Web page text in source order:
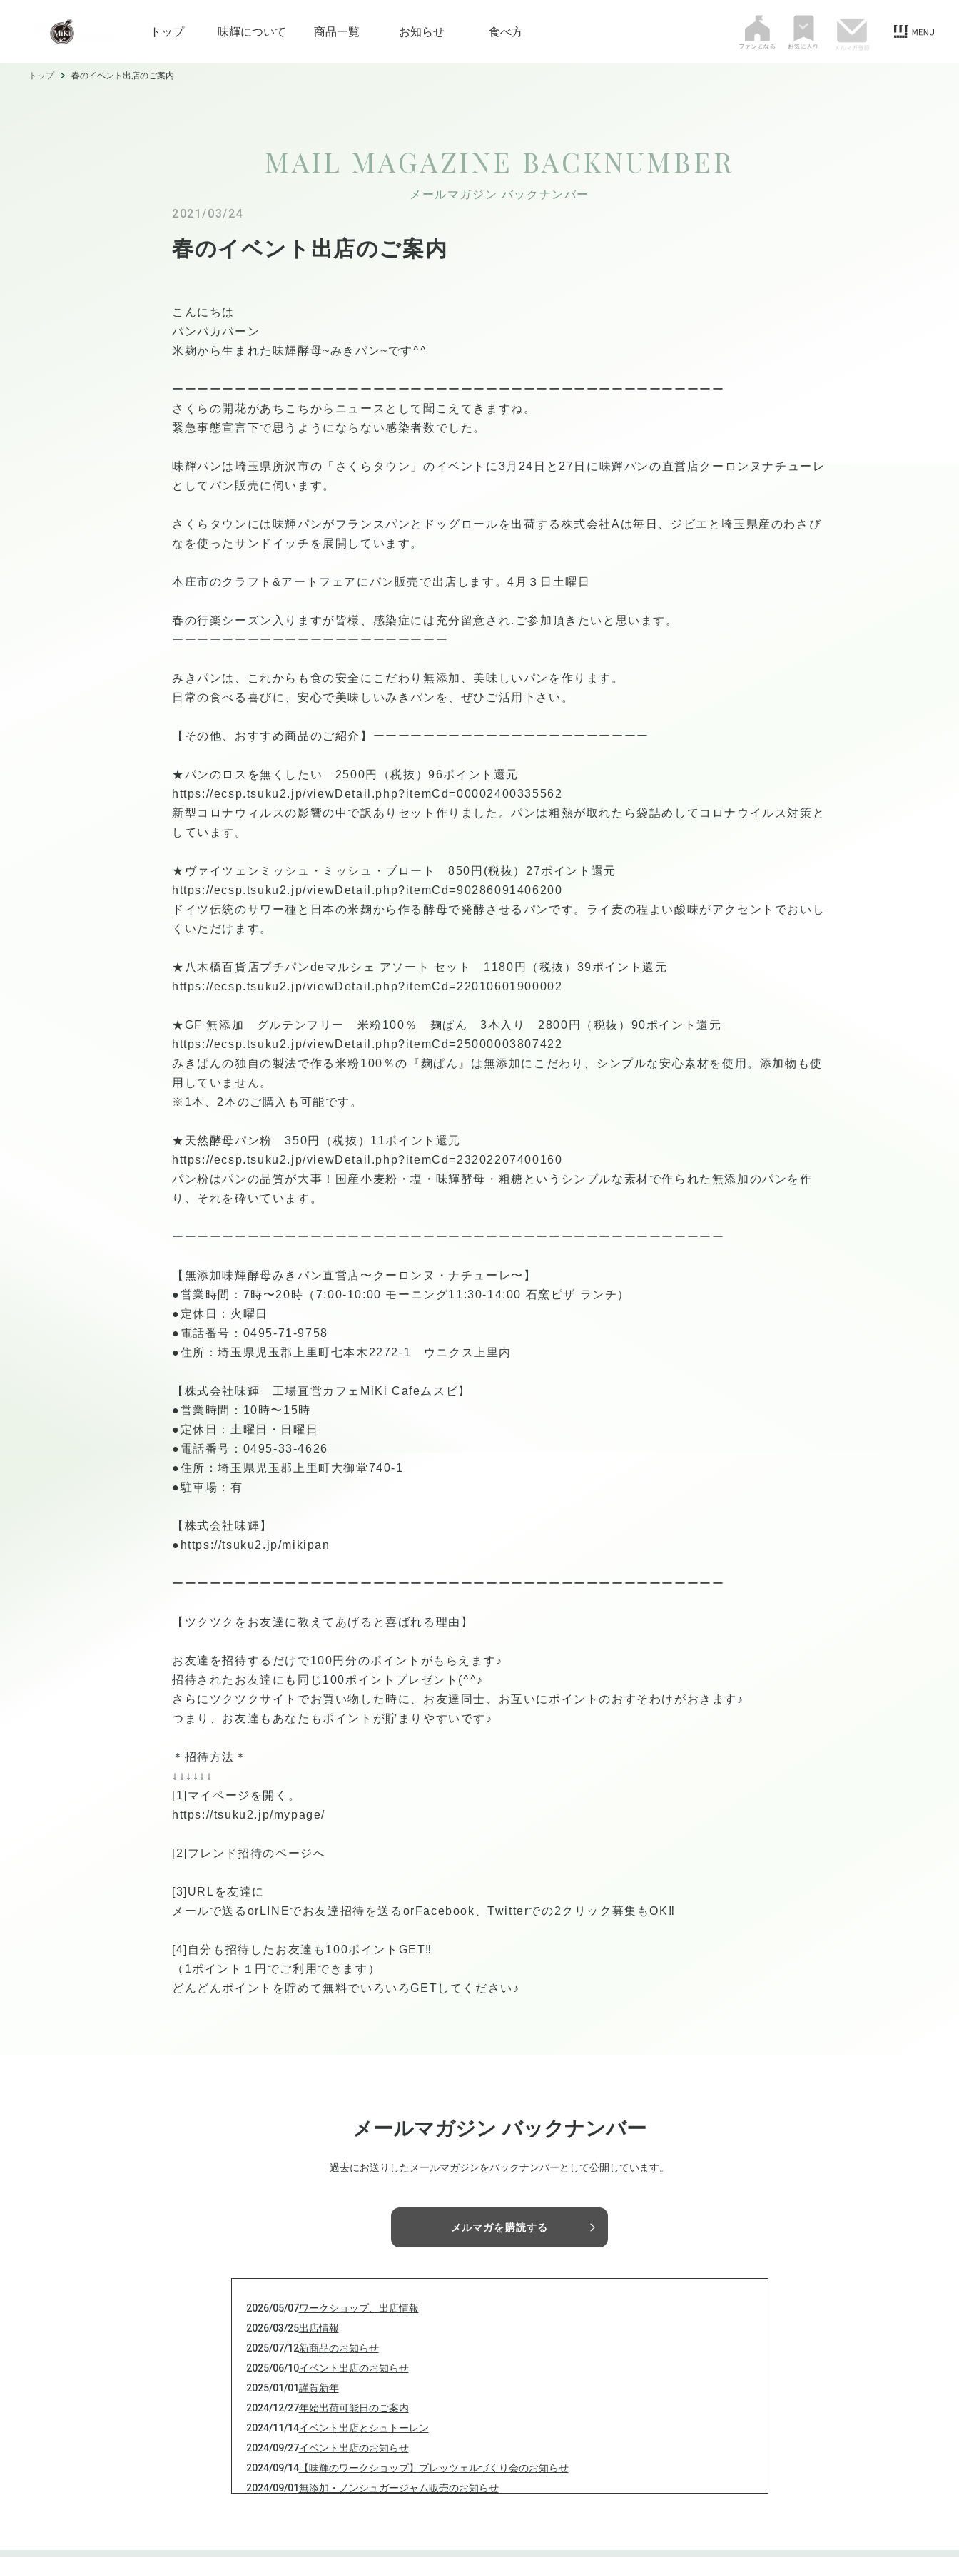
トップ 味輝について 商品一覧 お知らせ 食べ方
トップ 春のイベント出店のご案内
MAIL MAGAZINE BACKNUMBER
メールマガジン バックナンバー
2021/03/24
春のイベント出店のご案内
こんにちは
パンパカパーン
米麹から生まれた味輝酵母~みきパン~です^^
ーーーーーーーーーーーーーーーーーーーーーーーーーーーーーーーーーーーーーーーーーーーー
さくらの開花があちこちからニュースとして聞こえてきますね。
緊急事態宣言下で思うようにならない感染者数でした。
味輝パンは埼玉県所沢市の「さくらタウン」のイベントに3月24日と27日に味輝パンの直営店クーロンヌナチューレ
としてパン販売に伺います。
さくらタウンには味輝パンがフランスパンとドッグロールを出荷する株式会社Aは毎日、ジビエと埼玉県産のわさび
なを使ったサンドイッチを展開しています。
本庄市のクラフト&アートフェアにパン販売で出店します。4月３日土曜日
春の行楽シーズン入りますが皆様、感染症には充分留意され.ご参加頂きたいと思います。
ーーーーーーーーーーーーーーーーーーーーーー
みきパンは、これからも食の安全にこだわり無添加、美味しいパンを作ります。
日常の食べる喜びに、安心で美味しいみきパンを、ぜひご活用下さい。
【その他、おすすめ商品のご紹介】ーーーーーーーーーーーーーーーーーーーーーー
★パンのロスを無くしたい 2500円（税抜）96ポイント還元
https://ecsp.tsuku2.jp/viewDetail.php?itemCd=00002400335562
新型コロナウィルスの影響の中で訳ありセット作りました。パンは粗熱が取れたら袋詰めしてコロナウイルス対策と
しています。
★ヴァイツェンミッシュ・ミッシュ・ブロート 850円(税抜）27ポイント還元
https://ecsp.tsuku2.jp/viewDetail.php?itemCd=90286091406200
ドイツ伝統のサワー種と日本の米麹から作る酵母で発酵させるパンです。ライ麦の程よい酸味がアクセントでおいし
くいただけます。
★八木橋百貨店プチパンdeマルシェ アソート セット 1180円（税抜）39ポイント還元
https://ecsp.tsuku2.jp/viewDetail.php?itemCd=22010601900002
★GF 無添加 グルテンフリー 米粉100％ 麹ぱん 3本入り 2800円（税抜）90ポイント還元
https://ecsp.tsuku2.jp/viewDetail.php?itemCd=25000003807422
みきぱんの独自の製法で作る米粉100％の『麹ぱん』は無添加にこだわり、シンプルな安心素材を使用。添加物も使
用していません。
※1本、2本のご購入も可能です。
★天然酵母パン粉 350円（税抜）11ポイント還元
https://ecsp.tsuku2.jp/viewDetail.php?itemCd=23202207400160
パン粉はパンの品質が大事！国産小麦粉・塩・味輝酵母・粗糖というシンプルな素材で作られた無添加のパンを作
り、それを砕いています。
ーーーーーーーーーーーーーーーーーーーーーーーーーーーーーーーーーーーーーーーーーーーー
【無添加味輝酵母みきパン直営店〜クーロンヌ・ナチューレ〜】
●営業時間：7時〜20時（7:00-10:00 モーニング11:30-14:00 石窯ピザ ランチ）
●定休日：火曜日
●電話番号：0495-71-9758
●住所：埼玉県児玉郡上里町七本木2272-1 ウニクス上里内
【株式会社味輝 工場直営カフェMiKi Cafeムスビ】
●営業時間：10時〜15時
●定休日：土曜日・日曜日
●電話番号：0495-33-4626
●住所：埼玉県児玉郡上里町大御堂740-1
●駐車場：有
【株式会社味輝】
● https://tsuku2.jp/mikipan
ーーーーーーーーーーーーーーーーーーーーーーーーーーーーーーーーーーーーーーーーーーーー
【ツクツクをお友達に教えてあげると喜ばれる理由】
お友達を招待するだけで100円分のポイントがもらえます♪
招待されたお友達にも同じ100ポイントプレゼント(^^♪
さらにツクツクサイトでお買い物した時に、お友達同士、お互いにポイントのおすそわけがおきます♪
つまり、お友達もあなたもポイントが貯まりやすいです♪
＊招待方法＊
↓↓↓↓↓↓
[1]マイページを開く。
https://tsuku2.jp/mypage/
[2]フレンド招待のページへ
[3]URLを友達に
メールで送るorLINEでお友達招待を送るorFacebook、Twitterでの2クリック募集もOK‼︎
[4]自分も招待したお友達も100ポイントGET‼︎
（1ポイント１円でご利用できます）
どんどんポイントを貯めて無料でいろいろGETしてください♪
メールマガジン バックナンバー
過去にお送りしたメールマガジンをバックナンバーとして公開しています。
メルマガを購読する
2026/05/07ワークショップ、出店情報
2026/03/25出店情報
2025/07/12新商品のお知らせ
2025/06/10イベント出店のお知らせ
2025/01/01謹賀新年
2024/12/27年始出荷可能日のご案内
2024/11/14イベント出店とシュトーレン
2024/09/27イベント出店のお知らせ
2024/09/14【味輝のワークショップ】プレッツェルづくり会のお知らせ
2024/09/01無添加・ノンシュガージャム販売のお知らせ
2024/04/03第二回小麦のお話会